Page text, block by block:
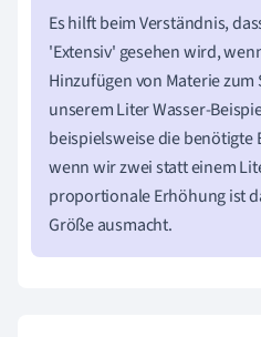
Es hilft beim Verständnis,
'Extensiv' gesehen wird,
Hinzufügen von Materie zum
unserem Liter Wasser-
beispielsweise die benötigte
wenn wir zwei statt einem
proportionale Erhöhung ist
Größe ausmacht.